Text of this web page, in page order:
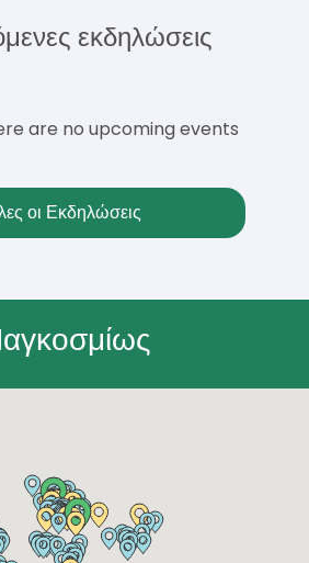
εκδηλώσεις
are no upcoming events
οι Εκδηλώσεις